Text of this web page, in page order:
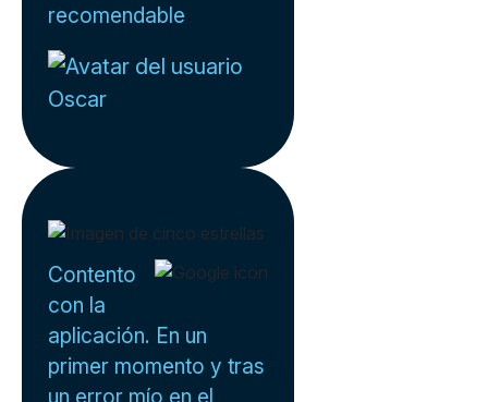
recomendable
Oscar
Contento
con la
aplicación. En un
primer momento y tras
un error mío en el